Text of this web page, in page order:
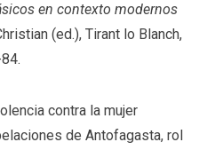
en contexto modernos
(ed.), Tirant lo Blanch,
contra la mujer
de Antofagasta, rol